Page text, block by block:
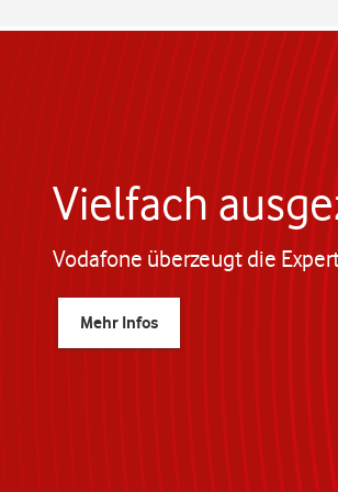
Vielfach
Vodafone überzeugt die
Mehr Infos